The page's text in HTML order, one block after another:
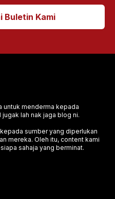
Buletin Kami
untuk menderma kepada
lah nak jaga blog ni.
sumber yang diperlukan
mereka. Oleh itu, content kami
sahaja yang berminat.